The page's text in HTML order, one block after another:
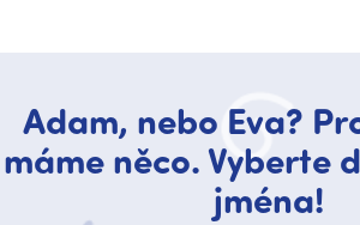
Adam, nebo Eva?
máme něco. Vyberte
jména!